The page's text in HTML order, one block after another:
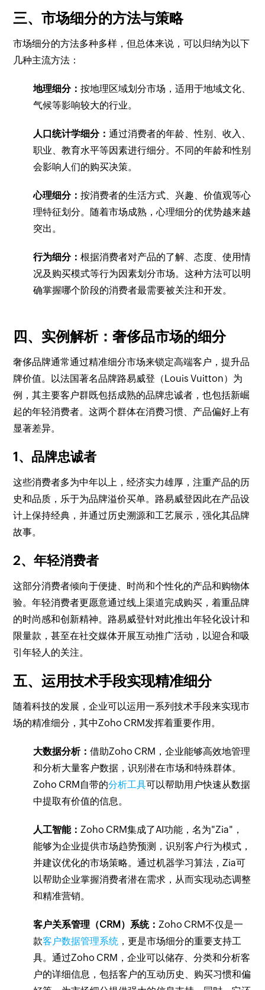
三、市场细分的方法与策略
市场细分的方法多种多样，但总体来说，可以归纳为以下
几种主流方法：
地理细分：按地理区域划分市场，适用于地域文化、
气候等影响较大的行业。
人口统计学细分：通过消费者的年龄、性别、收入、
职业、教育水平等因素进行细分。不同的年龄和性别
会影响人们的购买决策。
心理细分：按消费者的生活方式、兴趣、价值观等心
理特征划分。随着市场成熟，心理细分的优势越来越
突出。
行为细分：根据消费者对产品的了解、态度、使用情
况及购买模式等行为因素划分市场。这种方法可以明
确掌握哪个阶段的消费者最需要被关注和开发。
四、实例解析：奢侈品市场的细分
奢侈品牌通常通过精准细分市场来锁定高端客户，提升品
牌价值。以法国著名品牌路易威登（Louis Vuitton）为
例，其主要客户群既包括成熟的品牌忠诚者，也包括新崛
起的年轻消费者。这两个群体在消费习惯、产品偏好上有
显著差异。
1、品牌忠诚者
这些消费者多为中年以上，经济实力雄厚，注重产品的历
史和品质，乐于为品牌溢价买单。路易威登因此在产品设
计上保持经典，并通过历史溯源和工艺展示，强化其品牌
故事。
2、年轻消费者
这部分消费者倾向于便捷、时尚和个性化的产品和购物体
验。年轻消费者更愿意通过线上渠道完成购买，着重品牌
的时尚感和创新精神。路易威登针对此推出年轻化设计和
限量款，甚至在社交媒体开展互动推广活动，以迎合和吸
引年轻人的关注。
五、运用技术手段实现精准细分
随着科技的发展，企业可以运用一系列技术手段来实现市
场的精准细分，其中Zoho CRM发挥着重要作用。
大数据分析：借助Zoho CRM，企业能够高效地管理
和分析大量客户数据，识别潜在市场和特殊群体。
Zoho CRM自带的分析工具可以帮助用户快速从数据
中提取有价值的信息。
人工智能：Zoho CRM集成了AI功能，名为"Zia"，
能够为企业提供市场趋势预测，识别客户行为模式，
并建议优化的市场策略。通过机器学习算法，Zia可
以帮助企业掌握消费者潜在需求，从而实现动态调整
和精准营销。
客户关系管理（CRM）系统：Zoho CRM不仅是一
款客户数据管理系统 ，更是市场细分的重要支持工
具。通过Zoho CRM，企业可以储存、分类和分析客
户的详细信息，包括客户的互动历史、购买习惯和偏